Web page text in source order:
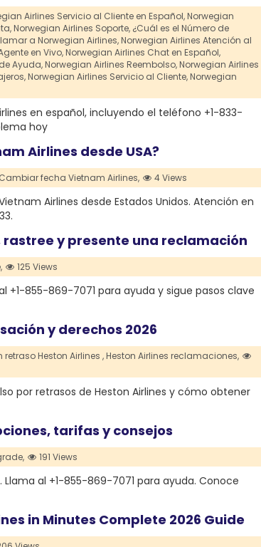
Airlines Servicio al Cliente en Español,Norwegian
Norwegian Airlines Soporte, ¿Cuál es el Número de
a Norwegian Airlines,Norwegian Airlines Atención al
en Vivo,Norwegian Airlines Chat en Español,
Ayuda,Norwegian Airlines Reembolso,Norwegian Airlines
Norwegian Airlines Servicio al Cliente,Norwegian
en español, incluyendo el teléfono +1-833-
hoy
Airlines desde USA?
Cambiar fecha Vietnam Airlines, 4 Views
Airlines desde Estados Unidos. Atención en
y presente una reclamación
125 Views
855-869-7071 para ayuda y sigue pasos clave
y derechos 2026
Heston Airlines ,Heston Airlines reclamaciones,
por retrasos de Heston Airlines y cómo obtener
tarifas y consejos
191 Views
al +1-855-869-7071 para ayuda. Conoce
in Minutes Complete 2026 Guide